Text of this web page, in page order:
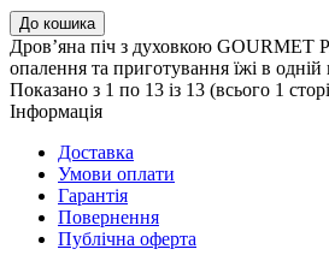
До кошика
Дров’яна піч з духовкою
опалення та приготування їжі в
Показано з 1 по 13 із 13 (всього 1
Iнформацiя
Доставка
Умови оплати
Гарантія
Повернення
Публічна оферта